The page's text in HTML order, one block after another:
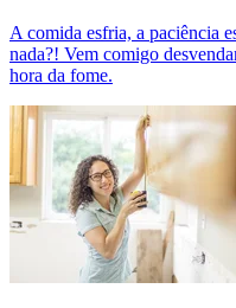
A comida esfria, a paciência
nada?! Vem comigo
hora da fome.